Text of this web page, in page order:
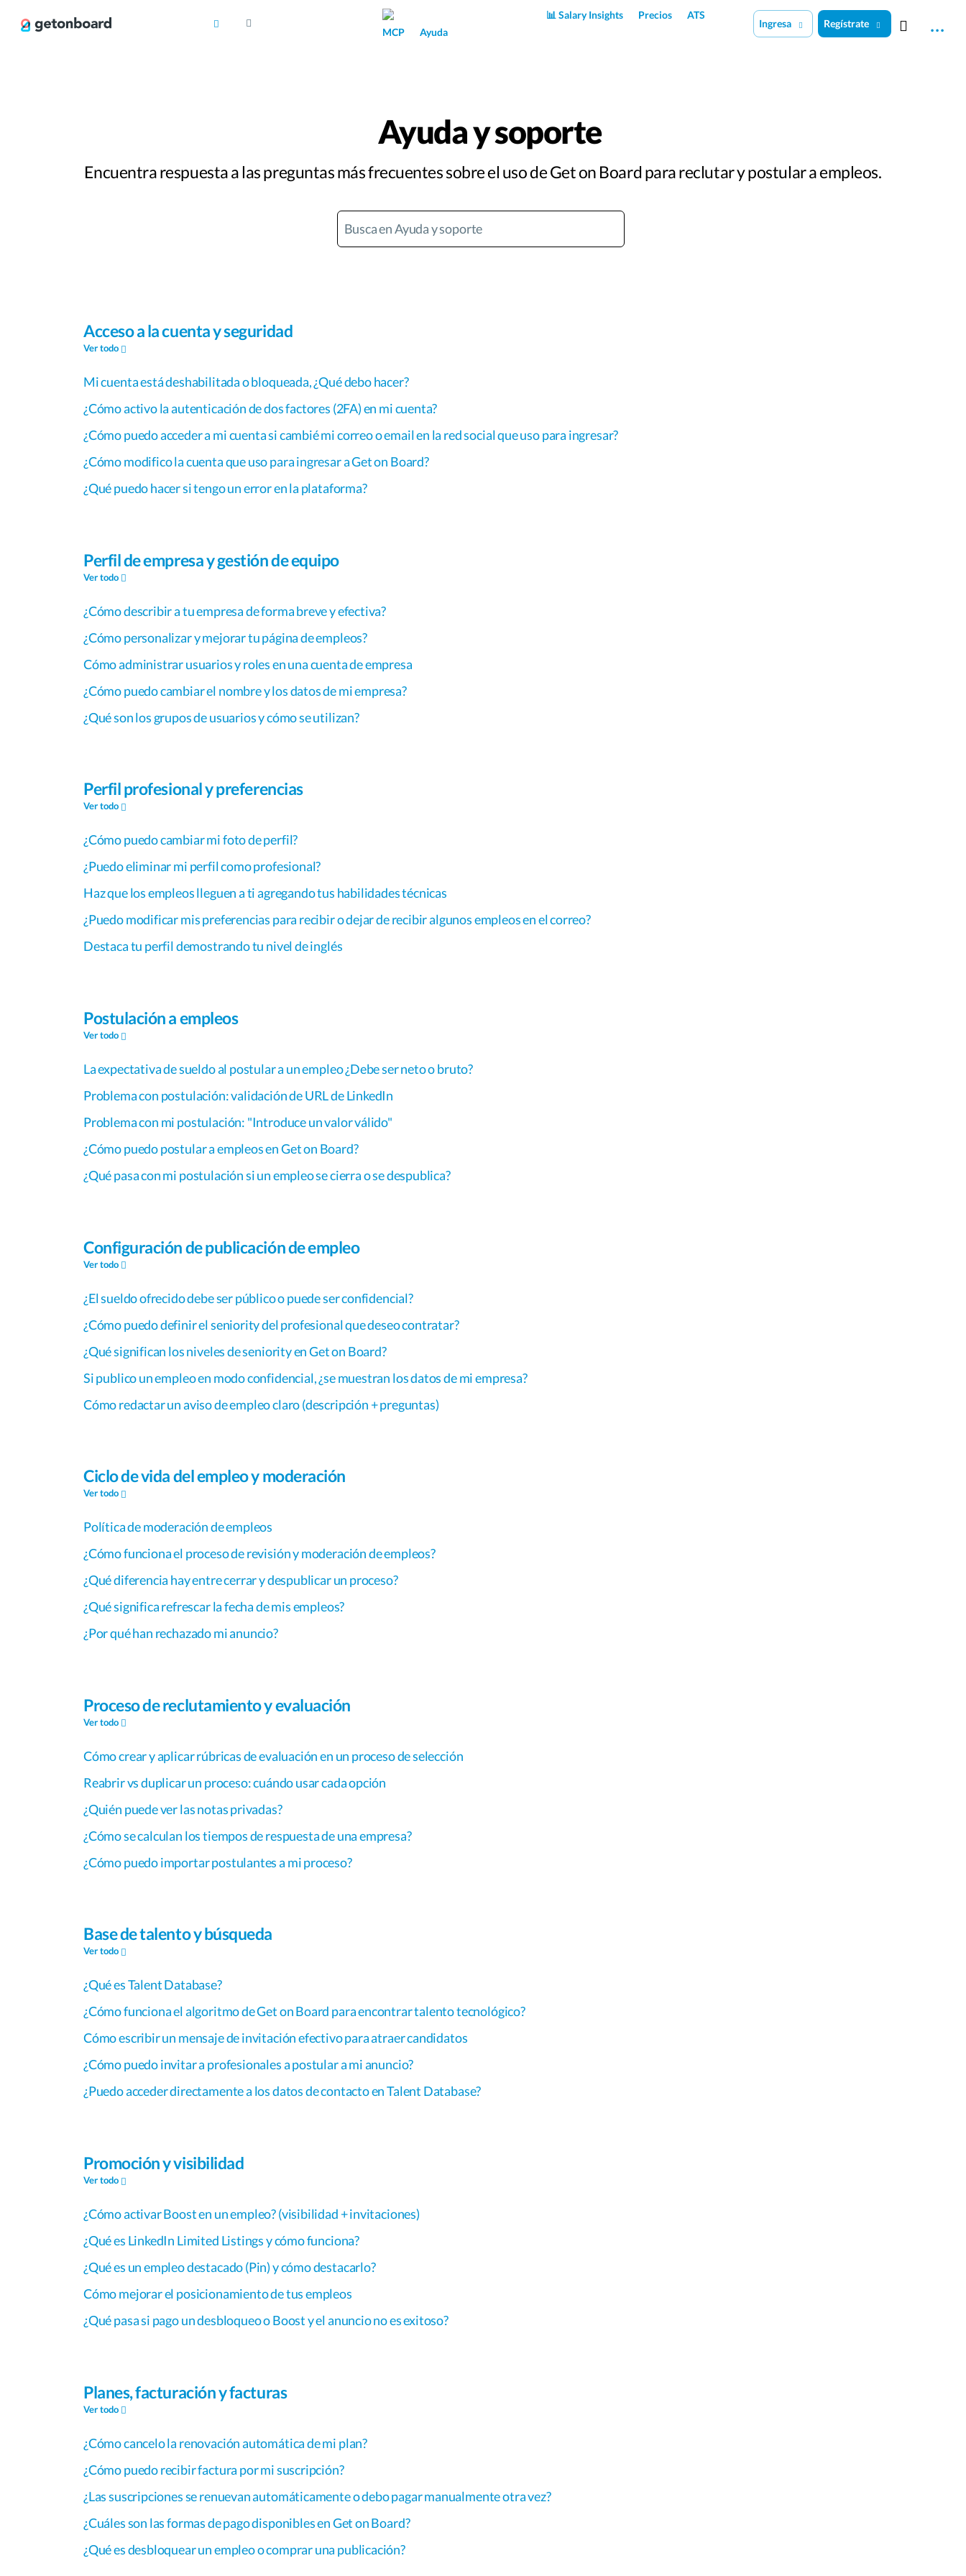
📊 Salary Insights Precios
ATS
MCP
Ayuda
Ingresa Regístrate
Ayuda y soporte
Encuentra respuesta a las preguntas más frecuentes sobre el uso de Get on Board para reclutar y postular a empleos.
Acceso a la cuenta y seguridad
Ver todo
Mi cuenta está deshabilitada o bloqueada, ¿Qué debo hacer?
¿Cómo activo la autenticación de dos factores (2FA) en mi cuenta?
¿Cómo puedo acceder a mi cuenta si cambié mi correo o email en la red social que uso para ingresar?
¿Cómo modifico la cuenta que uso para ingresar a Get on Board?
¿Qué puedo hacer si tengo un error en la plataforma?
Perfil de empresa y gestión de equipo
Ver todo
¿Cómo describir a tu empresa de forma breve y efectiva?
¿Cómo personalizar y mejorar tu página de empleos?
Cómo administrar usuarios y roles en una cuenta de empresa
¿Cómo puedo cambiar el nombre y los datos de mi empresa?
¿Qué son los grupos de usuarios y cómo se utilizan?
Perfil profesional y preferencias
Ver todo
¿Cómo puedo cambiar mi foto de perfil?
¿Puedo eliminar mi perfil como profesional?
Haz que los empleos lleguen a ti agregando tus habilidades técnicas
¿Puedo modificar mis preferencias para recibir o dejar de recibir algunos empleos en el correo?
Destaca tu perfil demostrando tu nivel de inglés
Postulación a empleos
Ver todo
La expectativa de sueldo al postular a un empleo ¿Debe ser neto o bruto?
Problema con postulación: validación de URL de LinkedIn
Problema con mi postulación: "Introduce un valor válido"
¿Cómo puedo postular a empleos en Get on Board?
¿Qué pasa con mi postulación si un empleo se cierra o se despublica?
Configuración de publicación de empleo
Ver todo
¿El sueldo ofrecido debe ser público o puede ser confidencial?
¿Cómo puedo definir el seniority del profesional que deseo contratar?
¿Qué significan los niveles de seniority en Get on Board?
Si publico un empleo en modo confidencial, ¿se muestran los datos de mi empresa?
Cómo redactar un aviso de empleo claro (descripción + preguntas)
Ciclo de vida del empleo y moderación
Ver todo
Política de moderación de empleos
¿Cómo funciona el proceso de revisión y moderación de empleos?
¿Qué diferencia hay entre cerrar y despublicar un proceso?
¿Qué significa refrescar la fecha de mis empleos?
¿Por qué han rechazado mi anuncio?
Proceso de reclutamiento y evaluación
Ver todo
Cómo crear y aplicar rúbricas de evaluación en un proceso de selección
Reabrir vs duplicar un proceso: cuándo usar cada opción
¿Quién puede ver las notas privadas?
¿Cómo se calculan los tiempos de respuesta de una empresa?
¿Cómo puedo importar postulantes a mi proceso?
Base de talento y búsqueda
Ver todo
¿Qué es Talent Database?
¿Cómo funciona el algoritmo de Get on Board para encontrar talento tecnológico?
Cómo escribir un mensaje de invitación efectivo para atraer candidatos
¿Cómo puedo invitar a profesionales a postular a mi anuncio?
¿Puedo acceder directamente a los datos de contacto en Talent Database?
Promoción y visibilidad
Ver todo
¿Cómo activar Boost en un empleo? (visibilidad + invitaciones)
¿Qué es LinkedIn Limited Listings y cómo funciona?
¿Qué es un empleo destacado (Pin) y cómo destacarlo?
Cómo mejorar el posicionamiento de tus empleos
¿Qué pasa si pago un desbloqueo o Boost y el anuncio no es exitoso?
Planes, facturación y facturas
Ver todo
¿Cómo cancelo la renovación automática de mi plan?
¿Cómo puedo recibir factura por mi suscripción?
¿Las suscripciones se renuevan automáticamente o debo pagar manualmente otra vez?
¿Cuáles son las formas de pago disponibles en Get on Board?
¿Qué es desbloquear un empleo o comprar una publicación?